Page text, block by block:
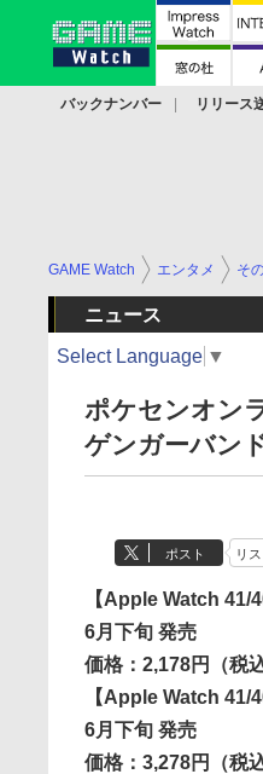
バックナンバー リリース
GAME Watch エンタメ そ
ニュース
Select Language ▼
ポケセンオン
ゲンガーバン
ポスト リス
【Apple Watch 41/
6月下旬 発売
価格：2,178円（税込
【Apple Watch 41/
6月下旬 発売
価格：3,278円（税込